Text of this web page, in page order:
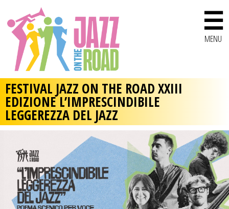
☰
MENU
FESTIVAL JAZZ ON THE ROAD XXIII
EDIZIONE L’IMPRESCINDIBILE
LEGGEREZZA DEL JAZZ